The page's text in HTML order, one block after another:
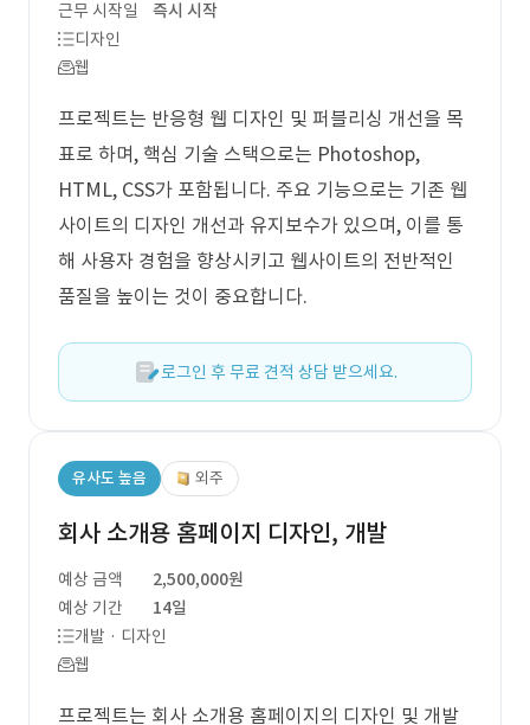
근무 시작일
즉시 시작
디자인
웹
프로젝트는 반응형 웹 디자인 및 퍼블리싱 개선을 목
표로 하며, 핵심 기술 스택으로는 Photoshop,
HTML, CSS가 포함됩니다. 주요 기능으로는 기존 웹
사이트의 디자인 개선과 유지보수가 있으며, 이를 통
해 사용자 경험을 향상시키고 웹사이트의 전반적인
품질을 높이는 것이 중요합니다.
로그인 후 무료 견적 상담 받으세요.
유사도 높음 외주
회사 소개용 홈페이지 디자인, 개발
예상 금액
2,500,000원
예상 기간
14일
개발 · 디자인
웹
프로젝트는 회사 소개용 홈페이지의 디자인 및 개발